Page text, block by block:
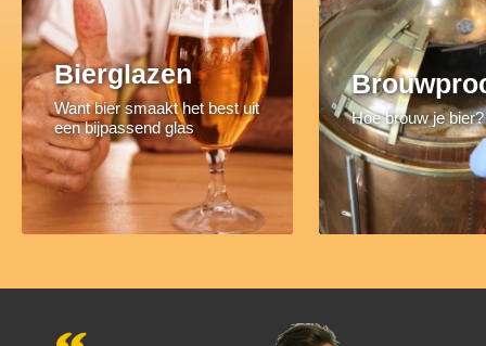
Bierglazen
Want bier smaakt het best uit
een bijpassend glas
Hoe brouw je bier?